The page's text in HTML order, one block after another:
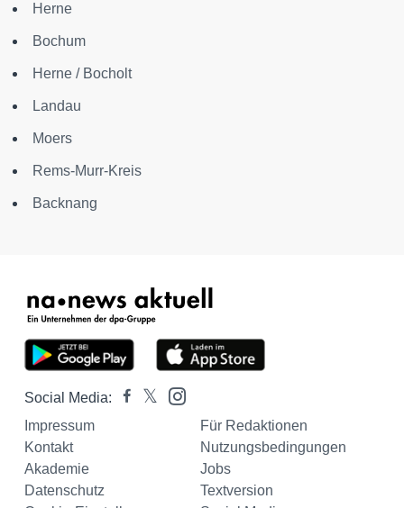
Herne
Bochum
Herne / Bocholt
Landau
Moers
Rems-Murr-Kreis
Backnang
Social Media:
Impressum
Für Redaktionen
Kontakt
Nutzungsbedingungen
Akademie
Jobs
Datenschutz
Textversion